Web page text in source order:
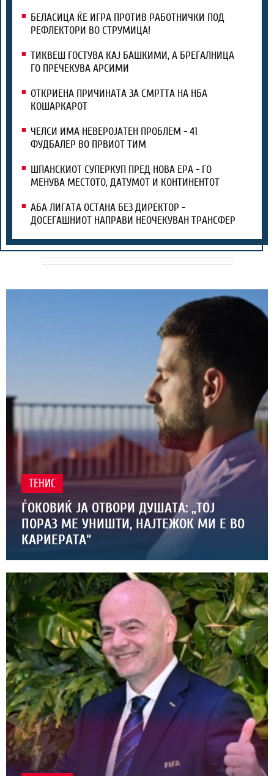
БЕЛАСИЦА ЌЕ ИГРА ПРОТИВ РАБОТНИЧКИ ПОД
РЕФЛЕКТОРИ ВО СТРУМИЦА!
ТИКВЕШ ГОСТУВА КАЈ БАШКИМИ, А БРЕГАЛНИЦА
ГО ПРЕЧЕКУВА АРСИМИ
ОТКРИЕНА ПРИЧИНАТА ЗА СМРТТА НА НБА
КОШАРКАРОТ
ЧЕЛСИ ИМА НЕВЕРОЈАТЕН ПРОБЛЕМ - 41
ФУДБАЛЕР ВО ПРВИОТ ТИМ
ШПАНСКИОТ СУПЕРКУП ПРЕД НОВА ЕРА - ГО
МЕНУВА МЕСТОТО, ДАТУМОТ И КОНТИНЕНТОТ
АБА ЛИГАТА ОСТАНА БЕЗ ДИРЕКТОР -
ДОСЕГАШНИОТ НАПРАВИ НЕОЧЕКУВАН ТРАНСФЕР
ТЕНИС
ЃОКОВИЌ ЈА ОТВОРИ ДУШАТА: „ТОЈ
ПОРАЗ МЕ УНИШТИ, НАЈТЕЖОК МИ Е ВО
КАРИЕРАТА“